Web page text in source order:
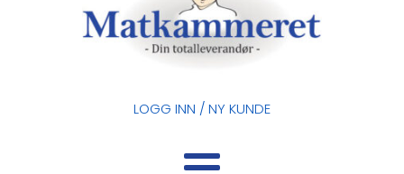
LOGG INN / NY KUNDE